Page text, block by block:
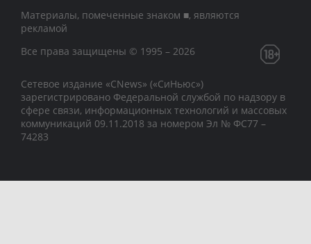
Материалы, помеченные знаком ■, являются
рекламой
Все права защищены © 1995 – 2026
Сетевое издание «CNews» («СиНьюс»)
зарегистрировано Федеральной службой по надзору в
сфере связи, информационных технологий и массовых
коммуникаций 09.11.2018 за номером Эл № ФС77 –
74283